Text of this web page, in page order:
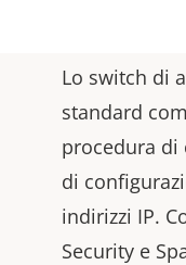
Lo switch di
standard
procedura di
di
indirizzi IP.
Security e